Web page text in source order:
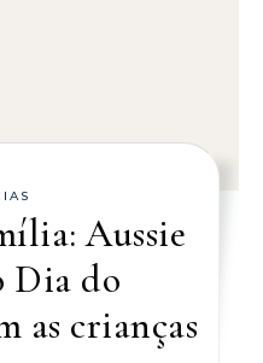
Aussie
Dia do
as crianças